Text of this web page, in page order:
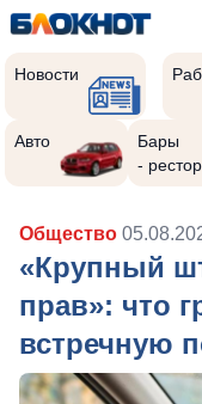
Новости
Авто
Бары
-
Общество
«Крупный
прав»: что
встречную